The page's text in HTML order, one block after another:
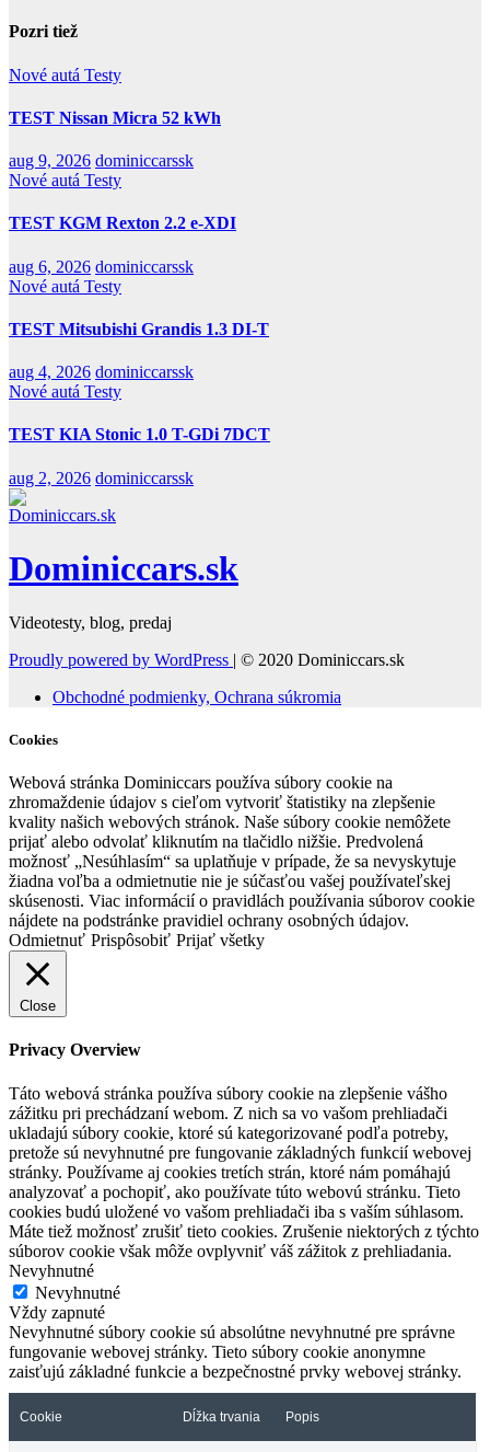
Pozri tiež
Nové autá Testy
TEST Nissan Micra 52 kWh
aug 9, 2026 dominiccarssk
Nové autá Testy
TEST KGM Rexton 2.2 e-XDI
aug 6, 2026 dominiccarssk
Nové autá Testy
TEST Mitsubishi Grandis 1.3 DI-T
aug 4, 2026 dominiccarssk
Nové autá Testy
TEST KIA Stonic 1.0 T-GDi 7DCT
aug 2, 2026 dominiccarssk
Dominiccars.sk
Videotesty, blog, predaj
Proudly powered by WordPress | © 2020 Dominiccars.sk
Obchodné podmienky, Ochrana súkromia
Cookies
Webová stránka Dominiccars používa súbory cookie na
zhromaždenie údajov s cieľom vytvoriť štatistiky na zlepšenie
kvality našich webových stránok. Naše súbory cookie nemôžete
prijať alebo odvolať kliknutím na tlačidlo nižšie. Predvolená
možnosť „Nesúhlasím“ sa uplatňuje v prípade, že sa nevyskytuje
žiadna voľba a odmietnutie nie je súčasťou vašej používateľskej
skúsenosti. Viac informácií o pravidlách používania súborov cookie
nájdete na podstránke pravidiel ochrany osobných údajov.
Odmietnuť Prispôsobiť Prijať všetky
Close
Privacy Overview
Táto webová stránka používa súbory cookie na zlepšenie vášho
zážitku pri prechádzaní webom. Z nich sa vo vašom prehliadači
ukladajú súbory cookie, ktoré sú kategorizované podľa potreby,
pretože sú nevyhnutné pre fungovanie základných funkcií webovej
stránky. Používame aj cookies tretích strán, ktoré nám pomáhajú
analyzovať a pochopiť, ako používate túto webovú stránku. Tieto
cookies budú uložené vo vašom prehliadači iba s vaším súhlasom.
Máte tiež možnosť zrušiť tieto cookies. Zrušenie niektorých z týchto
súborov cookie však môže ovplyvniť váš zážitok z prehliadania.
Nevyhnutné
Nevyhnutné
Vždy zapnuté
Nevyhnutné súbory cookie sú absolútne nevyhnutné pre správne
fungovanie webovej stránky. Tieto súbory cookie anonymne
zaisťujú základné funkcie a bezpečnostné prvky webovej stránky.
Cookie Dĺžka trvania Popis